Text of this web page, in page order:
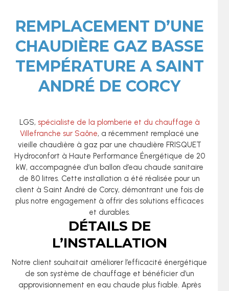
REMPLACEMENT D’UNE
CHAUDIÈRE GAZ BASSE
TEMPÉRATURE A SAINT
ANDRÉ DE CORCY
LGS, spécialiste de la plomberie et du chauffage à
Villefranche sur Saône, a récemment remplacé une
vieille chaudière à gaz par une chaudière FRISQUET
Hydroconfort à Haute Performance Énergétique de 20
kW, accompagnée d’un ballon d’eau chaude sanitaire
de 80 litres. Cette installation a été réalisée pour un
client à Saint André de Corcy, démontrant une fois de
plus notre engagement à offrir des solutions efficaces
et durables.
DÉTAILS DE
L’INSTALLATION
Notre client souhaitait améliorer l’efficacité énergétique
de son système de chauffage et bénéficier d’un
approvisionnement en eau chaude plus fiable. Après